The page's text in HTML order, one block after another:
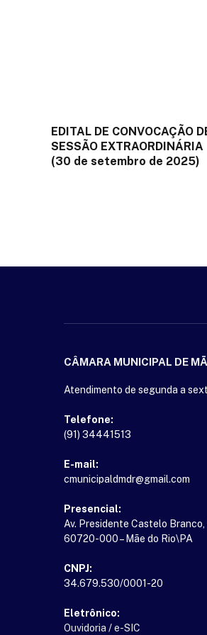
EDITAL DE CONVOCAÇÃO
SESSÃO EXTRAORDINÁRIA
(30 de setembro de 2025)
CÂMARA MUNICIPAL DE
Atendimento de segunda a
Telefone:
(91) 34441513
E-mail:
cmunicipaldmdr@gmail.com
Presencial:
Av. Presidente Castelo Branco,
60720-000 – Mãe do Rio\PA
CNPJ:
34.679.530/0001-20
Eletrônico:
Ouvidoria /e-SIC